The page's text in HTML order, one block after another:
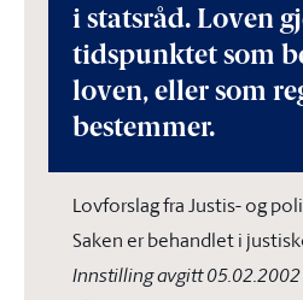
i statsråd. Loven
tidspunktet som
loven, eller som
bestemmer.
Lovforslag fra Justis- og
Saken er behandlet i
Innstilling avgitt 05.02.2002